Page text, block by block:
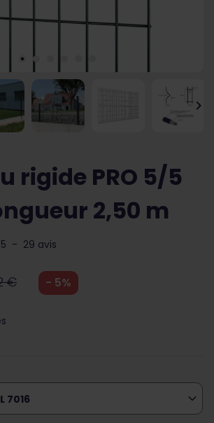
keyboard_arrow_right
rigide PRO 5/5
2,50 m
5 - 29 avis
€ - 5%